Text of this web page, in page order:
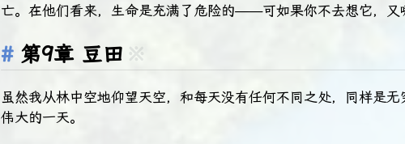
亡。在他们看来，生命是充满了危险的——可如果你不去想它，又
第9章 豆田 ※
虽然我从林中空地仰望天空，和每天没有任何不同之处，同样是
伟大的一天。